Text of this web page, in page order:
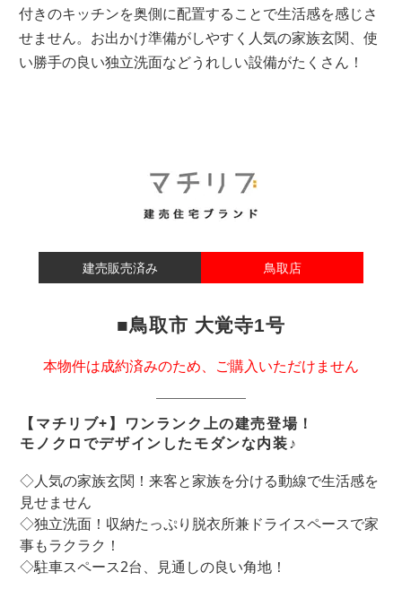
するコンクリート調アクセントクロスなど、細部までこ
だわりを詰め込みました。クロスはウレタンコートで汚
れに強く、お手入れはサッと一拭きで簡単♪
建売販売済み 鳥取店
■鳥取市 大覚寺1号
本物件は成約済みのため、ご購入いただけません
【マチリブ+】ワンランク上の建売登場！
モノクロでデザインしたモダンな内装♪
◇人気の家族玄関！来客と家族を分ける動線で生活感を
見せません
◇独立洗面！収納たっぷり脱衣所兼ドライスペースで家
事もラクラク！
◇駐車スペース2台、見通しの良い角地！